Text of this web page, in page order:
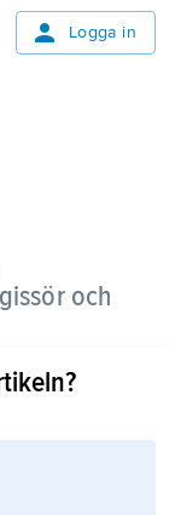
Logga in
och
igenom